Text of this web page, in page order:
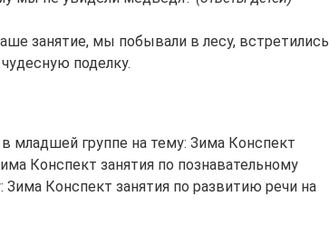
занятие, мы побывали в лесу, встретились
поделку.
младшей группе на тему: Зима Конспект
Конспект занятия по познавательному
Конспект занятия по развитию речи на